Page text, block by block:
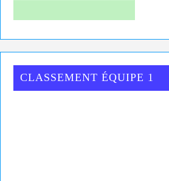
CLASSEMENT ÉQUIPE 1